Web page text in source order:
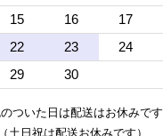
15 16 17
22 23 24
29 30
ついた日は配送はお休みです
（土日祝は配送お休みです）